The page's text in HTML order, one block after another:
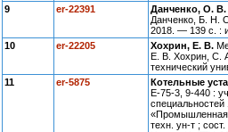
9
er-22391 Данченко, О. В.
Данченко, Б. Н.
2018. — 139 с. :
10
er-22205 Хохрин, Е. В.
Е. В. Хохрин, С.
технический
11
er-5875 Котельные
Е-75-3, 9-440 :
специальностей
«Промышленная
техн. ун-т ;